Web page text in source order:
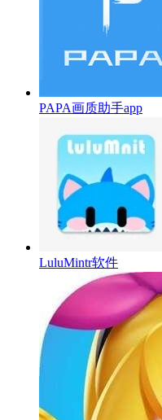
PAPA画质助手app
LuluMintr软件